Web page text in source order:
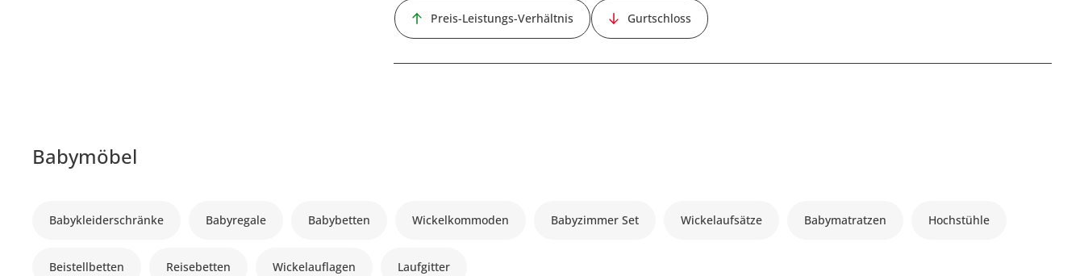
Preis-Leistungs-Verhältnis Gurtschloss
Babymöbel
Babykleiderschränke Babyregale Babybetten Wickelkommoden Babyzimmer Set Wickelaufsätze Babymatratzen Hochstühle
Beistellbetten Reisebetten Wickelauflagen Laufgitter